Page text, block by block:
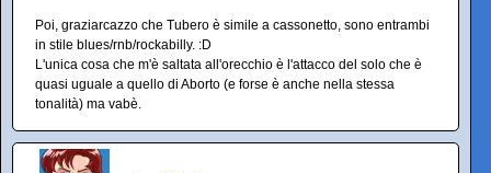
Poi, graziarcazzo che Tubero è simile a cassonetto, sono entrambi
in stile blues/rnb/rockabilly. :D
L'unica cosa che m'è saltata all'orecchio è l'attacco del solo che è
quasi uguale a quello di Aborto (e forse è anche nella stessa
tonalità) ma vabè.